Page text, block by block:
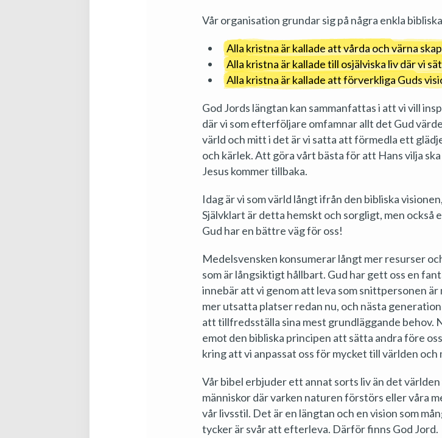
Vår organisation grundar sig på några enkla
Alla kristna är kallade att vårda och värna
Alla kristna är kallade till osjälviska liv där vi
Alla kristna är kallade att förverkliga Guds
God Jords längtan kan sammanfattas i att vi vill
där vi som efterföljare omfamnar allt det Gud
värld och mitt i det är vi satta att förmedla ett
och kärlek. Att göra vårt bästa för att Hans vilja
Jesus kommer tillbaka.
Idag är vi som värld långt ifrån den bibliska
Självklart är detta hemskt och sorgligt, men också
Gud har en bättre väg för oss!
Medelsvensken konsumerar långt mer resurser
som är långsiktigt hållbart. Gud har gett oss en
innebär att vi genom att leva som snittpersonen
mer utsatta platser redan nu, och nästa
att tillfredsställa sina mest grundläggande behov.
emot den bibliska principen att sätta andra före
kring att vi anpassat oss för mycket till världen och
Vår bibel erbjuder ett annat sorts liv än det
människor där varken naturen förstörs eller våra
vår livsstil. Det är en längtan och en vision som
tycker är svår att efterleva. Därför finns God Jord.